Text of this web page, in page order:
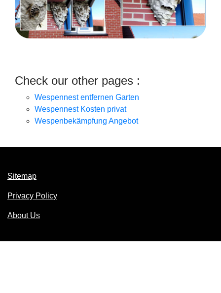
Check our other pages :
Wespennest entfernen Garten
Wespennest Kosten privat
Wespenbekämpfung Angebot
Sitemap
Privacy Policy
About Us